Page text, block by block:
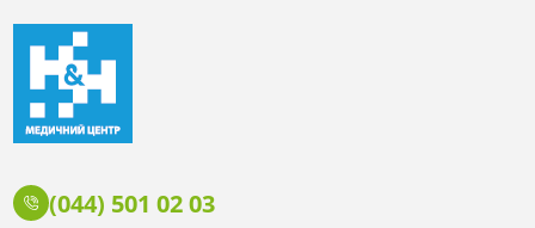
(044) 501 02 03